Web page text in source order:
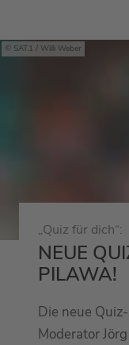
SAT.1 / Willi Weber
„Quiz für dich“:
NEUE
PILAWA!
Die neue
Moderator